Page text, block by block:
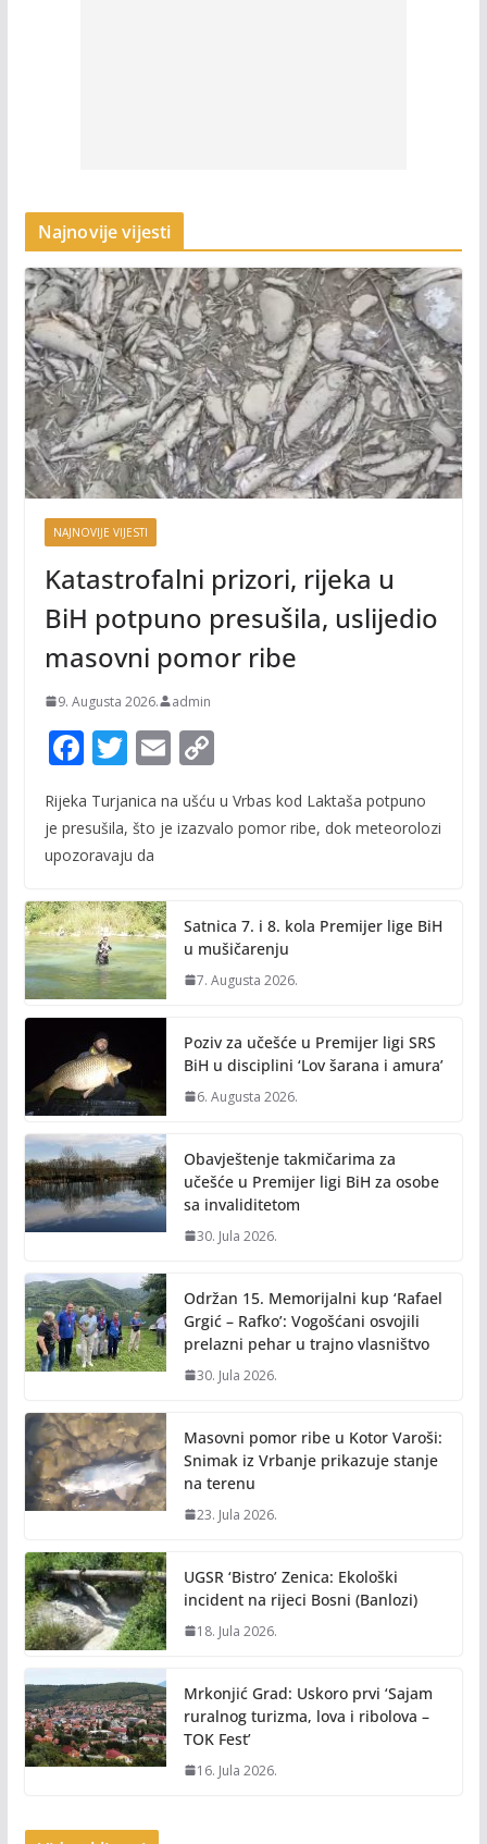
Najnovije vijesti
NAJNOVIJE VIJESTI
Katastrofalni prizori, rijeka u
BiH potpuno presušila, uslijedio
masovni pomor ribe
9. Augusta 2026. admin
F
e
b
o
k
T
itt
er
E
ai
C
p
n
k
Rijeka Turjanica na ušću u Vrbas kod Laktaša potpuno
je presušila, što je izazvalo pomor ribe, dok meteorolozi
upozoravaju da
Satnica 7. i 8. kola Premijer lige BiH
u mušičarenju
7. Augusta 2026.
Poziv za učešće u Premijer ligi SRS
BiH u disciplini ‘Lov šarana i amura’
6. Augusta 2026.
Obavještenje takmičarima za
učešće u Premijer ligi BiH za osobe
sa invaliditetom
30. Jula 2026.
Održan 15. Memorijalni kup ‘Rafael
Grgić – Rafko’: Vogošćani osvojili
prelazni pehar u trajno vlasništvo
30. Jula 2026.
Masovni pomor ribe u Kotor Varoši:
Snimak iz Vrbanje prikazuje stanje
na terenu
23. Jula 2026.
UGSR ‘Bistro’ Zenica: Ekološki
incident na rijeci Bosni (Banlozi)
18. Jula 2026.
Mrkonjić Grad: Uskoro prvi ‘Sajam
ruralnog turizma, lova i ribolova –
TOK Fest’
16. Jula 2026.